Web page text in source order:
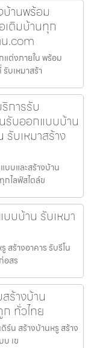
บ้านพร้อม
เติมบ้านทุก
น.com
ต่งภายใน พร้อม
บเหมาสร้า
การรับ
รับออกแบบบ้าน
บเหมาสร้าง
บและสร้างบ้าน
ไลฟ์สไตล์ข
บบ้าน รับเหมา
สร้างอาคาร รับรีโน
อสร
ร้างบ้าน
ทั่วไทย
ร์น สร้างบ้านหรู สร้าง
เข